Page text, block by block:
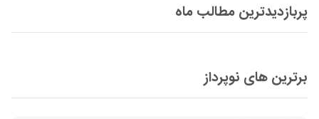
پربازدیدترین مطالب ماه
برترین های نوپرداز